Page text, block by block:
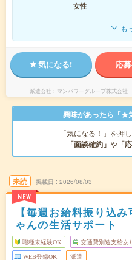
女性
も
気になる! 応
派遣会社 マンパワーグループ株式会
興味があったら「★
「気になる！」を押
「面談確約」 や 「
未読
NEW
掲載日 2026/08/03
【毎週お給料振り込
ゃんの生活サポート
職種未経験OK 交通費別途支給あ
WEB登録OK 派遣